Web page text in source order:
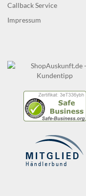
Callback Service
Impressum